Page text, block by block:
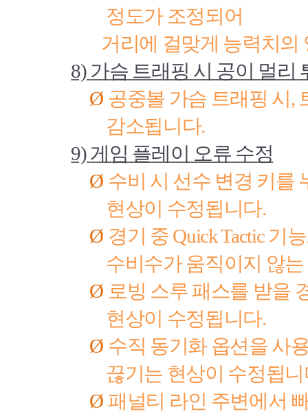
정도가 조정되어
거리에 걸맞게 능력치의
8) 가슴 트래핑 시 공이 멀리
Ø 공중볼 가슴 트래핑 시,
감소됩니다.
9)게임 플레이 오류 수정
Ø 수비 시 선수 변경 키를
현상이 수정됩니다.
Ø 경기 중 Quick Tactic 기
수비수가 움직이지 않
Ø 로빙 스루 패스를 받을
현상이 수정됩니다.
Ø 수직 동기화 옵션을 사
끊기는 현상이 수정됩
Ø 패널티 라인 주변에서